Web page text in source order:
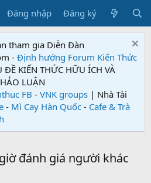
Đăng nhập Đăng ký
tham gia Diễn Đàn
- Định hướng Forum Kiến Thức
ĐỀ KIẾN THỨC HỮU ÍCH VÀ
LUẬN
FB - VNK groups | Nhà Tài
- Mì Cay Hàn Quốc - Cafe & Trà
đánh giá người khác